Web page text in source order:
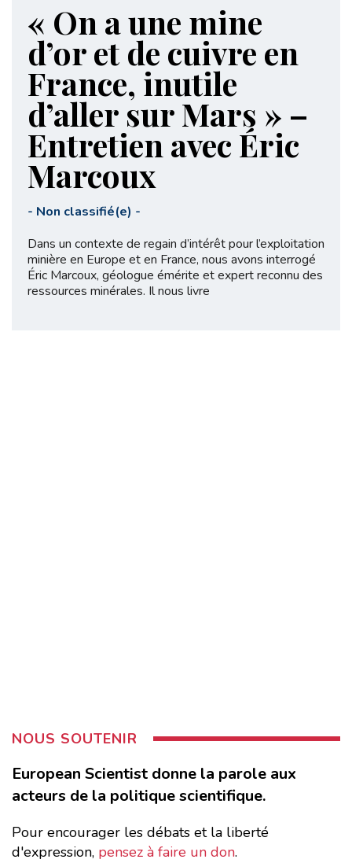
« On a une mine
d’or et de cuivre en
France, inutile
d’aller sur Mars » –
Entretien avec Éric
Marcoux
- Non classifié(e) -
Dans un contexte de regain d’intérêt pour l’exploitation
minière en Europe et en France, nous avons interrogé
Éric Marcoux, géologue émérite et expert reconnu des
ressources minérales. Il nous livre
NOUS SOUTENIR
European Scientist donne la parole aux
acteurs de la politique scientifique.
Pour encourager les débats et la liberté
d'expression, pensez à faire un don.